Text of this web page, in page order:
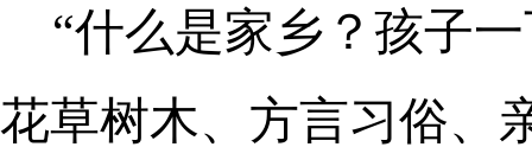
“什么是家乡？孩子
花草树木、方言习俗、